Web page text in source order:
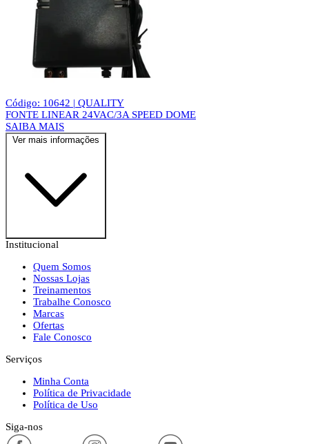
Código: 10642 | QUALITY
FONTE LINEAR 24VAC/3A SPEED DOME
SAIBA MAIS
Ver mais informações
Institucional
Quem Somos
Nossas Lojas
Treinamentos
Trabalhe Conosco
Marcas
Ofertas
Fale Conosco
Serviços
Minha Conta
Política de Privacidade
Política de Uso
Siga-nos